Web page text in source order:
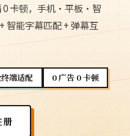
0 卡顿，手机·平板·智
智能字幕匹配 + 弹幕互
端适配 0 广告 0 卡顿
册